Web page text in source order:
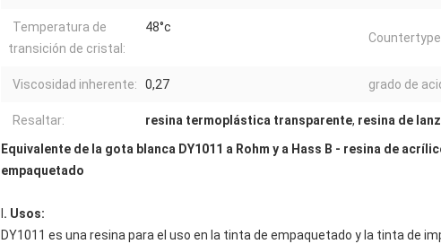
Temperatura de
transición de cristal:
48°c
Viscosidad inherente: 0,27 grado de
Resaltar: resina termoplástica transparente, resina de
Equivalente de la gota blanca DY1011 a Rohm y a Hass B - resina de
empaquetado
. Usos:
DY1011 es una resina para el uso en la tinta de empaquetado y la tinta de